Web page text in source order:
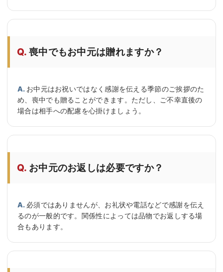
喪中でもお中元は贈れますか？
お中元はお祝いではなく感謝を伝える季節のご挨拶のた
め、喪中でも贈ることができます。ただし、ご不幸直後の
場合は相手への配慮を心掛けましょう。
お中元のお返しは必要ですか？
必須ではありませんが、お礼状や電話などで感謝を伝え
るのが一般的です。関係性によっては品物でお返しする場
合もあります。